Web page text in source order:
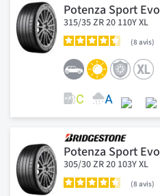
Potenza Sport Evo
315/35 ZR 20 110Y XL
8 avis
Potenza Sport Evo
305/30 ZR 20 103Y XL
8 avis